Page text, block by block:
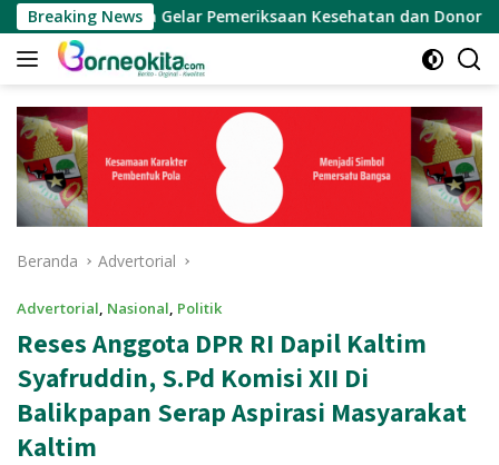
Langsung
ke
konten
Breaking News
Gelar Pemeriksaan Kesehatan dan Donor Darah Gratis
Beranda Advertorial
Advertorial, Nasional, Politik
Reses Anggota DPR RI Dapil Kaltim
Syafruddin, S.Pd Komisi XII Di
Balikpapan Serap Aspirasi Masyarakat
Kaltim